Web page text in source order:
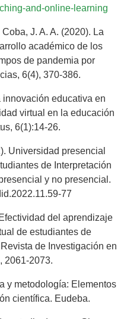
and-online-learning
J. A. A. (2020). La
académico de los
de pandemia por
6(4), 370-386.
innovación educativa en
virtual en la educación
6(1):14-26.
Universidad presencial
de Interpretación
y no presencial.
77
del aprendizaje
de estudiantes de
de Investigación en
2061-2073.
y metodología: Elementos
científica. Eudeba.